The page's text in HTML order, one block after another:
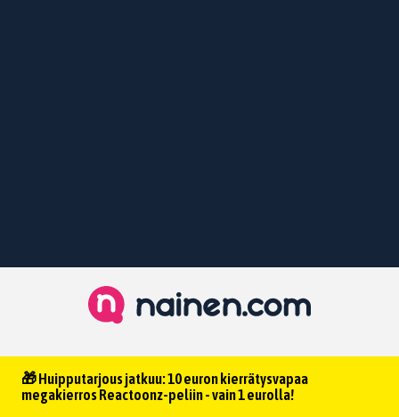
🎁 Huipputarjous jatkuu: 10 euron kierrätysvapaa
megakierros Reactoonz-peliin - vain 1 eurolla!